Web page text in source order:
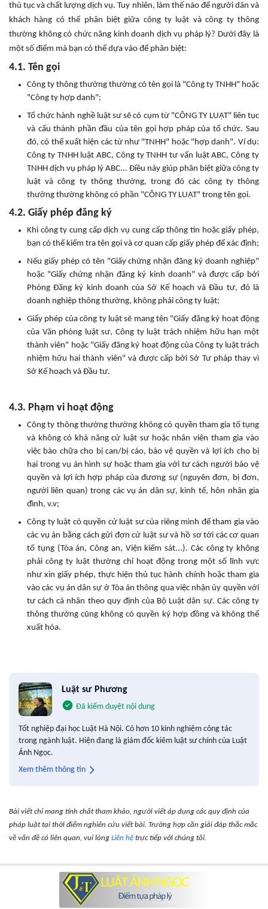
thủ tục và chất lượng dịch vụ. Tuy nhiên, làm thế nào để người dân và
khách hàng có thể phân biệt giữa công ty luật và công ty thông
thường không có chức năng kinh doanh dịch vụ pháp lý? Dưới đây là
một số điểm mà bạn có thể dựa vào để phân biệt:
4.1. Tên gọi
Công ty thông thường thường có tên gọi là "Công ty TNHH" hoặc
"Công ty hợp danh";
Tổ chức hành nghề luật sư sẽ có cụm từ "CÔNG TY LUẬT" liên tục
và cấu thành phần đầu của tên gọi hợp pháp của tổ chức. Sau
đó, có thể xuất hiện các từ như "TNHH" hoặc "hợp danh". Ví dụ:
Công ty TNHH luật ABC, Công ty TNHH tư vấn luật ABC, Công ty
TNHH dịch vụ pháp lý ABC... Điều này giúp phân biệt giữa công ty
luật và công ty thông thường, trong đó các công ty thông
thường thường không có phần "CÔNG TY LUẬT" trong tên gọi.
4.2. Giấy phép đăng ký
Khi công ty cung cấp dịch vụ cung cấp thông tin hoặc giấy phép,
bạn có thể kiểm tra tên gọi và cơ quan cấp giấy phép để xác định;
Nếu giấy phép có tên "Giấy chứng nhận đăng ký doanh nghiệp"
hoặc "Giấy chứng nhận đăng ký kinh doanh" và được cấp bởi
Phòng Đăng ký kinh doanh của Sở Kế hoạch và Đầu tư, đó là
doanh nghiệp thông thường, không phải công ty luật;
Giấy phép của công ty luật sẽ mang tên "Giấy đăng ký hoạt động
của Văn phòng luật sư, Công ty luật trách nhiệm hữu hạn một
thành viên" hoặc "Giấy đăng ký hoạt động của Công ty luật trách
nhiệm hữu hai thành viên" và được cấp bởi Sở Tư pháp thay vì
Sở Kế hoạch và Đầu tư.
4.3. Phạm vi hoạt động
Công ty thông thường thường không có quyền tham gia tố tụng
và không có khả năng cử luật sư hoặc nhân viên tham gia vào
việc bào chữa cho bị can/bị cáo, bảo vệ quyền và lợi ích cho bị
hại trong vụ án hình sự hoặc tham gia với tư cách người bảo vệ
quyền và lợi ích hợp pháp của đương sự (nguyên đơn, bị đơn,
người liên quan) trong các vụ án dân sự, kinh tế, hôn nhân gia
đình, v.v;
Công ty luật có quyền cử luật sư của riêng mình để tham gia vào
các vụ án bằng cách gửi đơn cử luật sư và hồ sơ tới các cơ quan
tố tụng (Tòa án, Công an, Viện kiểm sát...). Các công ty không
phải công ty luật thường chỉ hoạt động trong một số lĩnh vực
như xin giấy phép, thực hiện thủ tục hành chính hoặc tham gia
vào các vụ án dân sự ở Tòa án thông qua việc nhận ủy quyền với
tư cách cá nhân theo quy định của Bộ Luật dân sự. Các công ty
thông thường cũng không có quyền ký hợp đồng và không thể
xuất hóa.
Luật sư Phương
Đã kiểm duyệt nội dung
Tốt nghiệp đại học Luật Hà Nội. Có hơn 10 kinh nghiệm công tác
trong ngành luật. Hiện đang là giám đốc kiêm luật sư chính của Luật
Ánh Ngọc.
Xem thêm thông tin
Bài viết chỉ mang tính chất tham khảo, người viết áp dụng các quy định của
pháp luật tại thời điểm nghiên cứu viết bài. Trường hợp cần giải đáp thắc mắc
về vấn đề có liên quan, vui lòng Liên hệ trực tiếp với chúng tôi.